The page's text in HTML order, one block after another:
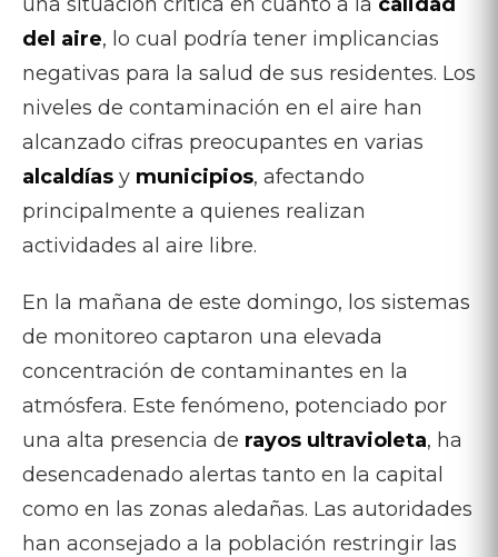
del aire, lo cual podría tener implicancias
negativas para la salud de sus residentes. Los
niveles de contaminación en el aire han
alcanzado cifras preocupantes en varias
alcaldías y municipios, afectando
principalmente a quienes realizan
actividades al aire libre.
En la mañana de este domingo, los sistemas
de monitoreo captaron una elevada
concentración de contaminantes en la
atmósfera. Este fenómeno, potenciado por
una alta presencia de rayos ultravioleta, ha
desencadenado alertas tanto en la capital
como en las zonas aledañas. Las autoridades
han aconsejado a la población restringir las